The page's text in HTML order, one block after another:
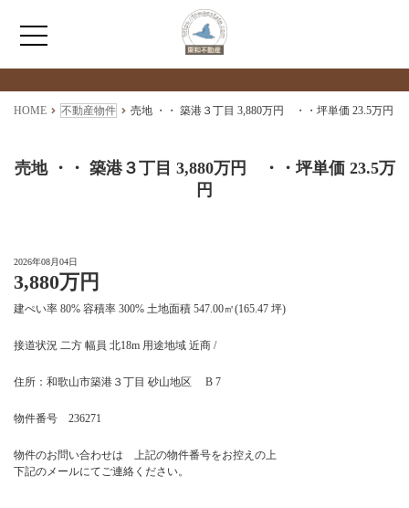
HOME
売買情報
月極駐車場のご案内
アクセス
検索物件の詳細
****
HOME 不動産物件 売地 ・・ 築港３丁目 3,880万円 ・・坪単価 23.5万円
売地 ・・ 築港３丁目 3,880万円 ・・坪単価 23.5万
円
2026年08月04日
3,880万円
建ぺい率 80% 容積率 300% 土地面積 547.00㎡(165.47 坪)
接道状況 二方 幅員 北18m 用途地域 近商 /
住所：和歌山市築港３丁目 砂山地区 B 7
物件番号 236271
物件のお問い合わせは 上記の物件番号をお控えの上
下記のメールにてご連絡ください。